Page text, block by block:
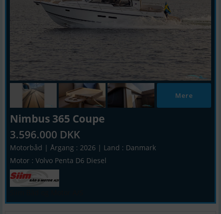
Mere
Nimbus 365 Coupe
3.596.000 DKK
Motorbåd | Årgang : 2026 | Land : Danmark
Motor : Volvo Penta D6 Diesel